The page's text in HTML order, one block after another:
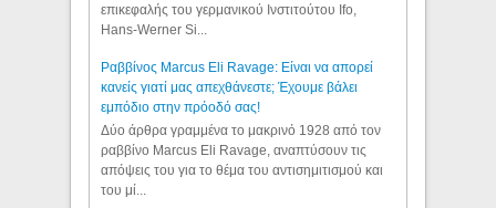
επικεφαλής του γερμανικού Ινστιτούτου Ifo,
Hans-Werner Si...
Ραββίνος Marcus Eli Ravage: Είναι να απορεί
κανείς γιατί μας απεχθάνεστε; Έχουμε βάλει
εμπόδιο στην πρόοδό σας!
Δύο άρθρα γραμμένα το μακρινό 1928 από τον
ραββίνο Marcus Eli Ravage, αναπτύσουν τις
απόψεις του για το θέμα του αντισημιτισμού και
του μί...